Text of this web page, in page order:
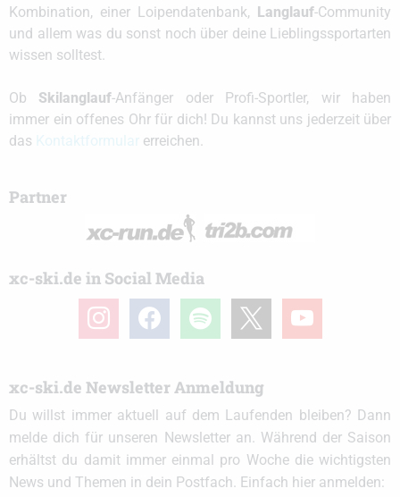
Kombination, einer Loipendatenbank, Langlauf-Community
und allem was du sonst noch über deine Lieblingssportarten
wissen solltest.
Ob Skilanglauf-Anfänger oder Profi-Sportler, wir haben
immer ein offenes Ohr für dich! Du kannst uns jederzeit über
das
erreichen.
Partner
xc-ski.de in Social Media
instagramfacebook spotify youtube
xc-ski.de Newsletter Anmeldung
Du willst immer aktuell auf dem Laufenden bleiben? Dann
melde dich für unseren Newsletter an. Während der Saison
erhältst du damit immer einmal pro Woche die wichtigsten
News und Themen in dein Postfach. Einfach hier anmelden: